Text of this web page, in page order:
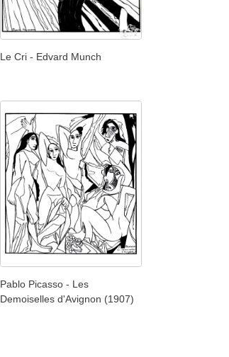
Le Cri - Edvard Munch
Pablo Picasso - Les
Demoiselles d'Avignon (1907)